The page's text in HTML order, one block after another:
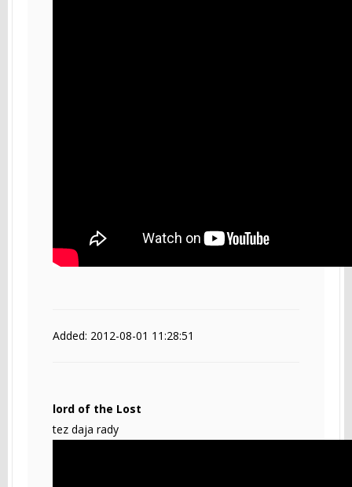
Added: 2012-08-01 11:28:51
lord of the Lost
tez daja rady